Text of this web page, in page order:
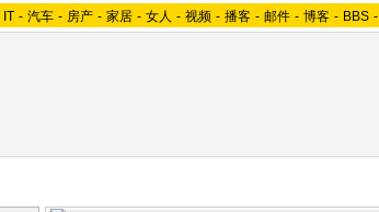
IT - 汽车 - 房产 - 家居 - 女人 - 视频 - 播客 - 邮件 - 博客 - BBS -